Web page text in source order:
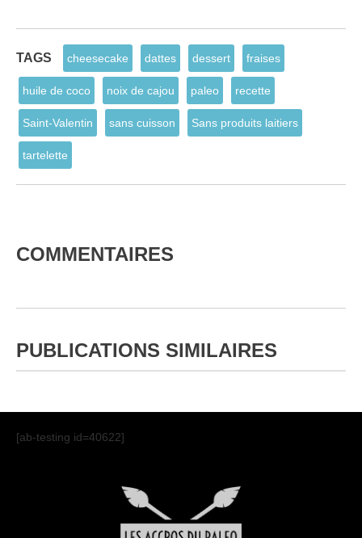
TAGS cheesecake dattes dessert fraises
huile de coco noix de cajou paleo recette
Saint-Valentin sans cuisson Sans produits laitiers
tartelette
COMMENTAIRES
PUBLICATIONS SIMILAIRES
[ab-testing id=40622]